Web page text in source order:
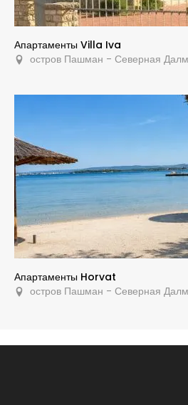
Апартаменты Villa Iva
остров Пашман - Северная
Апартаменты Horvat
остров Пашман - Северная